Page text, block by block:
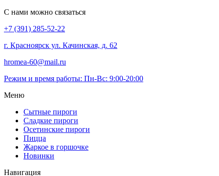
С нами можно связаться
+7 (391) 285-52-22
г. Красноярск ул. Качинская, д. 62
hromea-60@mail.ru
Режим и время работы: Пн-Вс: 9:00-20:00
Меню
Сытные пироги
Сладкие пироги
Осетинские пироги
Пицца
Жаркое в горшочке
Новинки
Навигация